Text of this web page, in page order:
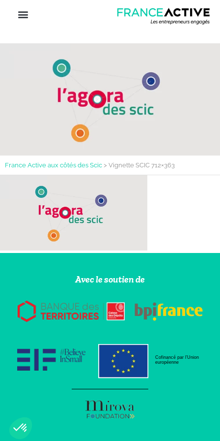
France Active aux côtés des Scic > Vignette SCIC 712×363
Avec le soutien de
Cofinancé par l’Union
européenne